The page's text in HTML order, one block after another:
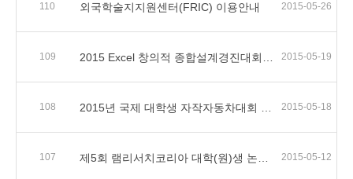
110 외국학술지지원센터(FRIC) 이용안내 2015-05-26
109 2015-05-19
108 2015-05-18
107 2015-05-12